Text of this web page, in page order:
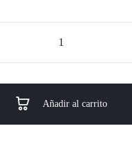
Añadir al carrito